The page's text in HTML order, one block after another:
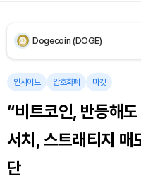
Bitcoin (BTC)
인사이트 암호화폐 마켓
“비트코인, 반등해
서치, 스트래티지 매
단